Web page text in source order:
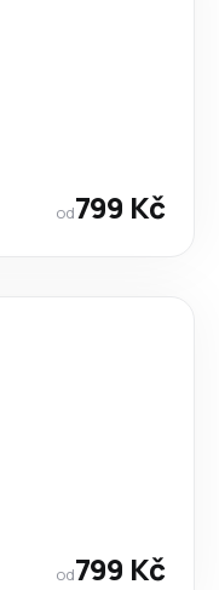
od799 Kč
od799 Kč